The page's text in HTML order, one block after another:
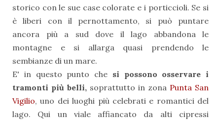
storico con le sue case colorate e i porticcioli. Se si
è liberi con il pernottamento, si può puntare
ancora più a sud dove il lago abbandona le
montagne e si allarga quasi prendendo le
sembianze di un mare.
E' in questo punto che si possono osservare i
tramonti più belli, soprattutto in zona Punta San
Vigilio, uno dei luoghi più celebrati e romantici del
lago. Qui un viale affiancato da alti cipressi